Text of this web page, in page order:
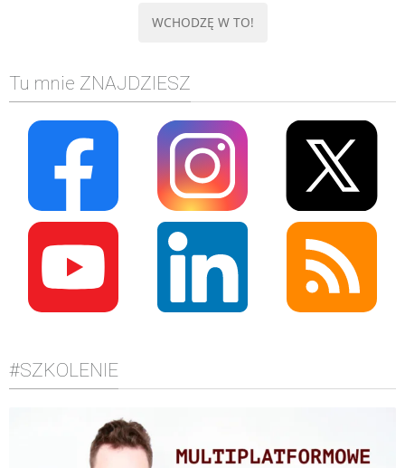
SQL
TESTOWANIE
SIECI
WYDARZENIA
BIZNES
PO GODZINACH
KONTAKT
Tu mnie ZNAJDZIESZ
#SZKOLENIE